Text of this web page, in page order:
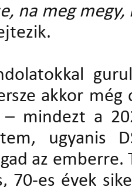
na meg megy,
akkor
– mindezt a
ugyanis
az
70-es évek